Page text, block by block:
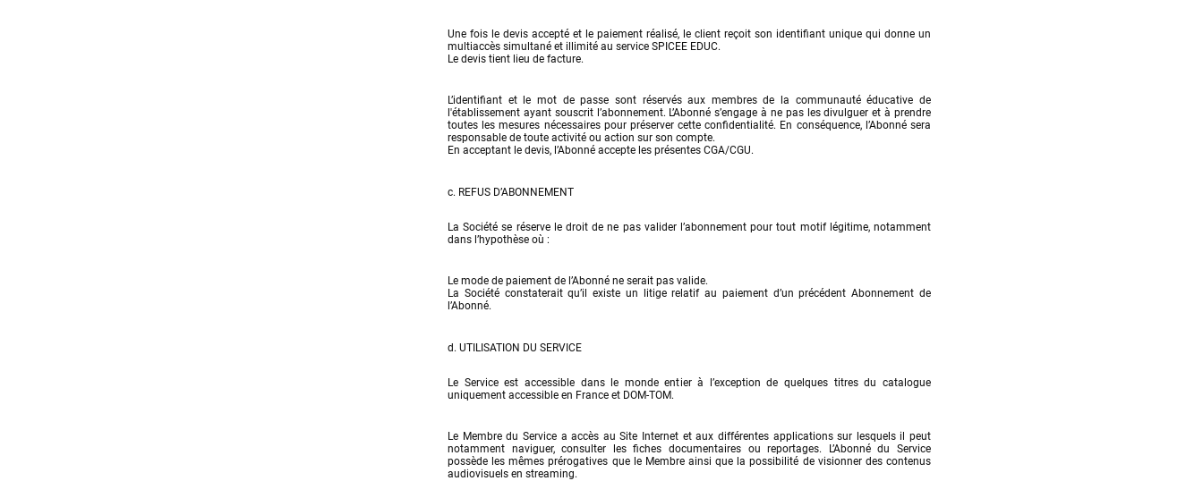
Une fois le devis accepté et le paiement réalisé, le client reçoit son identifiant unique qui donne un
multiaccès simultané et illimité au service SPICEE EDUC.
Le devis tient lieu de facture.
L’identifiant et le mot de passe sont réservés aux membres de la communauté éducative de
l'établissement ayant souscrit l’abonnement. L’Abonné s’engage à ne pas les divulguer et à prendre
toutes les mesures nécessaires pour préserver cette confidentialité. En conséquence, l’Abonné sera
responsable de toute activité ou action sur son compte.
En acceptant le devis, l’Abonné accepte les présentes CGA/CGU.
c. REFUS D’ABONNEMENT
La Société se réserve le droit de ne pas valider l’abonnement pour tout motif légitime, notamment
dans l’hypothèse où :
Le mode de paiement de l’Abonné ne serait pas valide.
La Société constaterait qu’il existe un litige relatif au paiement d’un précédent Abonnement de
l’Abonné.
d. UTILISATION DU SERVICE
Le Service est accessible dans le monde entier à l’exception de quelques titres du catalogue
uniquement accessible en France et DOM-TOM.
Le Membre du Service a accès au Site Internet et aux différentes applications sur lesquels il peut
notamment naviguer, consulter les fiches documentaires ou reportages. L’Abonné du Service
possède les mêmes prérogatives que le Membre ainsi que la possibilité de visionner des contenus
audiovisuels en streaming.